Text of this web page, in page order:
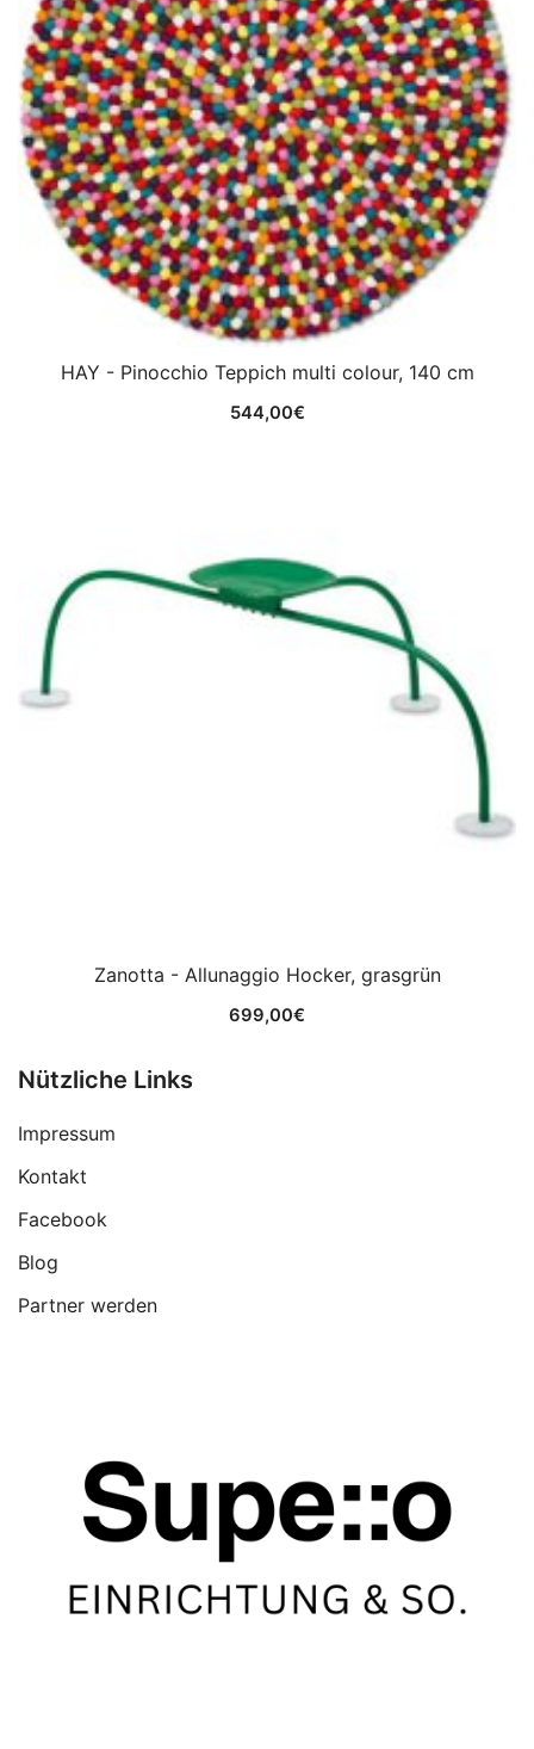
HAY - Pinocchio Teppich multi colour, 140 cm
544,00€
Zanotta - Allunaggio Hocker, grasgrün
699,00€
Nützliche Links
Impressum
Kontakt
Facebook
Blog
Partner werden